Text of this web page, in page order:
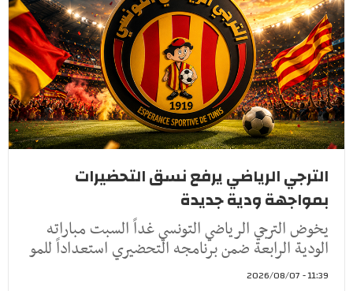
الترجي الرياضي يرفع نسق التحضيرات
بمواجهة ودية جديدة
يخوض الترجي الرياضي التونسي غداً السبت مباراته
الودية الرابعة ضمن برنامجه التحضيري استعداداً للمو
11:39 - 2026/08/07